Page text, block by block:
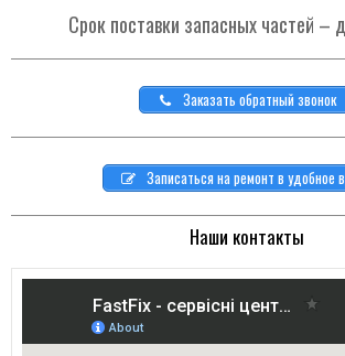
Срок поставки запасных частей –
Заказать обратный звонок
Записаться на ремонт в удобное
Наши контакты